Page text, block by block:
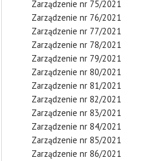
Zarządzenie nr 75/2021
Zarządzenie nr 76/2021
Zarządzenie nr 77/2021
Zarządzenie nr 78/2021
Zarządzenie nr 79/2021
Zarządzenie nr 80/2021
Zarządzenie nr 81/2021
Zarządzenie nr 82/2021
Zarządzenie nr 83/2021
Zarządzenie nr 84/2021
Zarządzenie nr 85/2021
Zarządzenie nr 86/2021